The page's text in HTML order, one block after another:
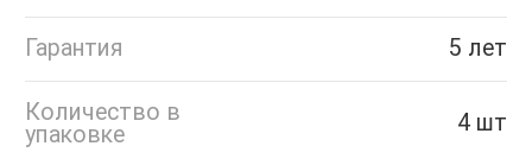
Гарантия 5 лет
Количество в
упаковке
4 шт